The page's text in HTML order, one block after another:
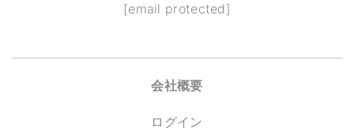
[email protected]
会社概要
ログイン